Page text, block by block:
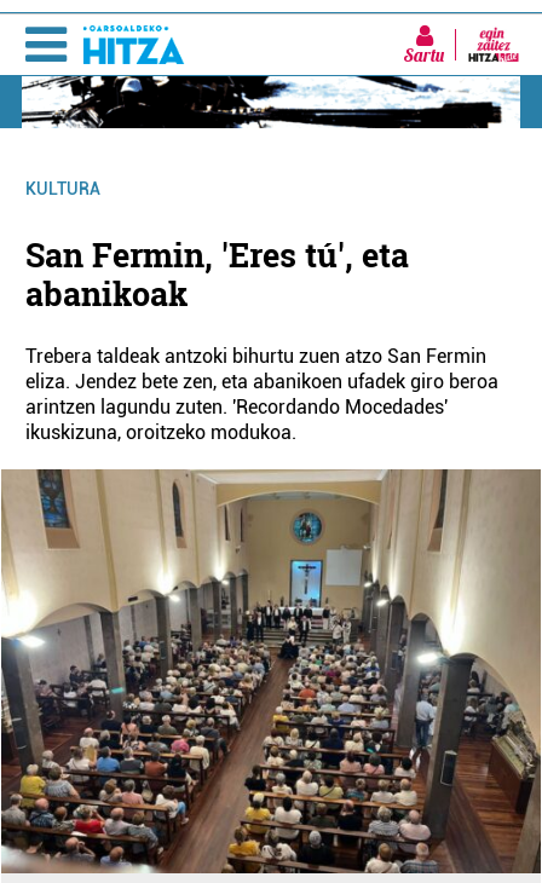
Sartu
KULTURA
San Fermin, 'Eres tú', eta
abanikoak
Trebera taldeak antzoki bihurtu zuen atzo San Fermin
eliza. Jendez bete zen, eta abanikoen ufadek giro beroa
arintzen lagundu zuten. 'Recordando Mocedades'
ikuskizuna, oroitzeko modukoa.